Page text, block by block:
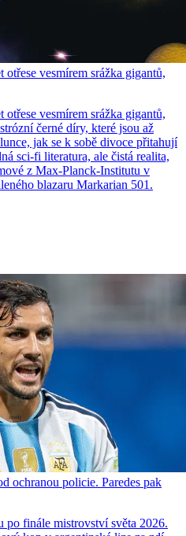
vesmírem srážka gigantů,
vesmírem srážka gigantů,
černé díry, které jsou až
jak se k sobě divoce přitahují
sci-fi literatura, ale čistá realita,
z Max-Planck-Institutu v
blazaru Markarian 501.
ochranou policie. Paredes pak
po finále mistrovství světa 2026.